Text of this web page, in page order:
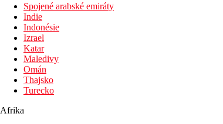
Spojené arabské emiráty
Indie
Indonésie
Izrael
Katar
Maledivy
Omán
Thajsko
Turecko
Afrika